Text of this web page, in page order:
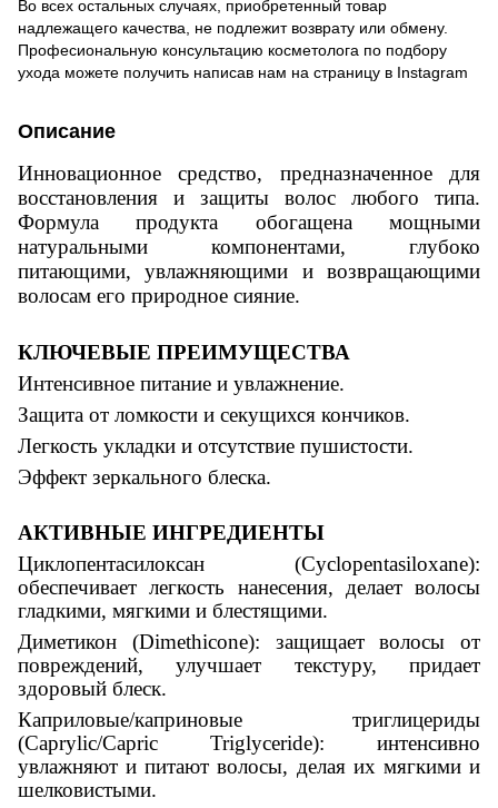
Во всех остальных случаях, приобретенный товар
надлежащего качества, не подлежит возврату или обмену.
Професиональную консультацию косметолога по подбору
ухода можете получить написав нам на страницу в Instagram
Описание
Инновационное средство, предназначенное для
восстановления и защиты волос любого типа.
Формула продукта обогащена мощными
натуральными компонентами, глубоко
питающими, увлажняющими и возвращающими
волосам его природное сияние.
КЛЮЧЕВЫЕ ПРЕИМУЩЕСТВА
Интенсивное питание и увлажнение.
Защита от ломкости и секущихся кончиков.
Легкость укладки и отсутствие пушистости.
Эффект зеркального блеска.
АКТИВНЫЕ ИНГРЕДИЕНТЫ
Циклопентасилоксан (Cyclopentasiloxane):
обеспечивает легкость нанесения, делает волосы
гладкими, мягкими и блестящими.
Диметикон (Dimethicone): защищает волосы от
повреждений, улучшает текстуру, придает
здоровый блеск.
Каприловые/каприновые триглицериды
(Caprylic/Capric Triglyceride): интенсивно
увлажняют и питают волосы, делая их мягкими и
шелковистыми.